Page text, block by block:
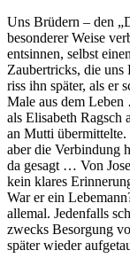
Uns Brüdern – den
besonderer Weise
entsinnen, selbst
Zaubertricks, die
riss ihn später, als er
Male aus dem
als Elisabeth Ragsch
an Mutti übermittelte.
aber die Verbindung
da gesagt … Von
kein klares
War er ein
allemal. Jedenfalls
zwecks Besorgung
später wieder